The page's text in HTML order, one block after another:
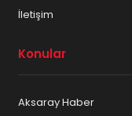
İletişim
Konular
Aksaray Haber